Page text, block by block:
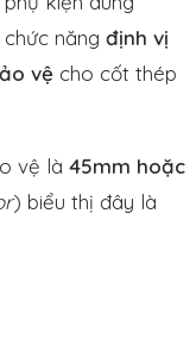
năng định vị
vệ cho cốt thép
vệ là 45mm hoặc
) biểu thị đây là